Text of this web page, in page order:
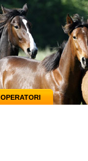
OPERATORI